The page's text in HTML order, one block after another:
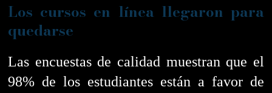
Los cursos en línea llegaron para
quedarse
Las encuestas de calidad muestran que el
98% de los estudiantes están a favor de